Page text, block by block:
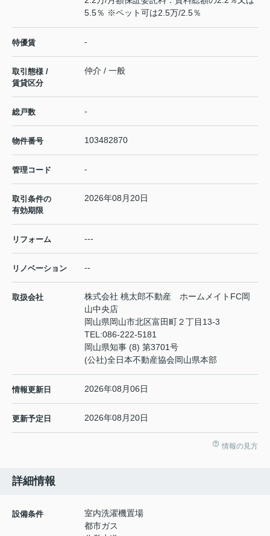
5.5％ ※ペット可は2.5万/2.5％
特優賃 -
取引態様 /
賃貸区分
仲介 / 一般
総戸数 -
物件番号 103482870
管理コード -
取引条件の
有効期限
2026年08月20日
リフォーム ---
リノベーション --
取扱会社
株式会社 桃太郎不動産 ホームメイトFC岡
山中央店
岡山県岡山市北区富田町２丁目13-3
TEL:086-222-5181
岡山県知事 (8) 第3701号
(公社)全日本不動産協会岡山県本部
情報更新日 2026年08月06日
更新予定日 2026年08月20日
情報の見方
詳細情報
設備条件
室内洗濯機置場
都市ガス